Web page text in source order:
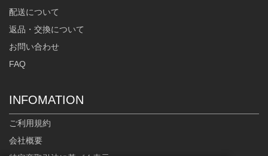
配送について
返品・交換について
お問い合わせ
FAQ
INFOMATION
ご利用規約
会社概要